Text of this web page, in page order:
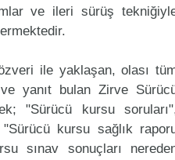
ve ileri sürüş
ile yaklaşan, olası
yanıt bulan Zirve
"Sürücü kursu
kursu sağlık
sınav sonuçları